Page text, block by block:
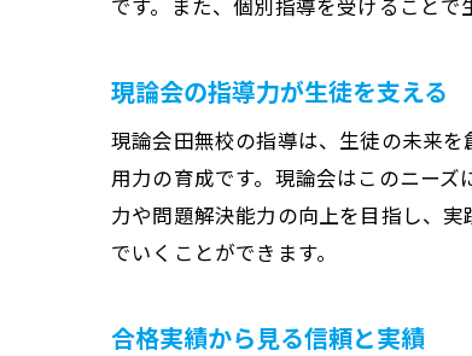
です。また、個別指導を受けることで
現論会の指導力が生徒を支える
現論会田無校の指導は、生徒の未来
用力の育成です。現論会はこのニー
力や問題解決能力の向上を目指し、
でいくことができます。
合格実績から見る信頼と実績